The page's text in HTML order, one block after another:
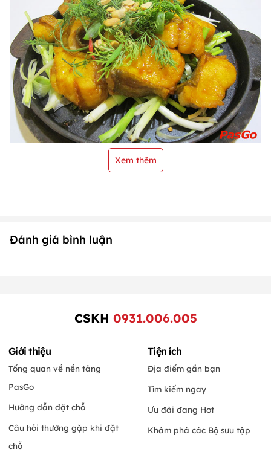
Xem thêm
Đánh giá bình luận
CSKH 0931.006.005
Giới thiệu
Tổng quan về nền tảng
PasGo
Hướng dẫn đặt chỗ
Câu hỏi thường gặp khi đặt
chỗ
Tiện ích
Địa điểm gần bạn
Tìm kiếm ngay
Ưu đãi đang Hot
Khám phá các Bộ sưu tập